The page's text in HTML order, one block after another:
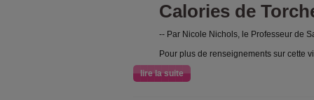
Calories de
-- Par Nicole Nichols, le Professeur de
Pour plus de renseignements sur cette
lire la suite